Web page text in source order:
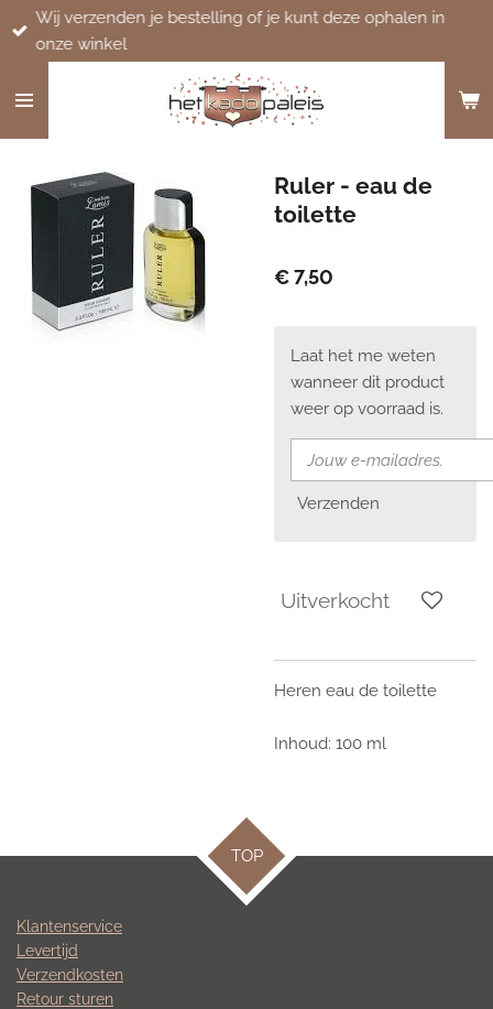
Ga
direct
de
Wij verzenden je bestelling of je kunt deze ophalen in
onze winkel
Ruler - eau de
toilette
€ 7,50
Laat het me weten
wanneer dit product
weer op voorraad is.
Verzenden
Uitverkocht
Heren eau de toilette
Inhoud: 100 ml
TOP
Klantenservice
Levertijd
Verzendkosten
Retour sturen